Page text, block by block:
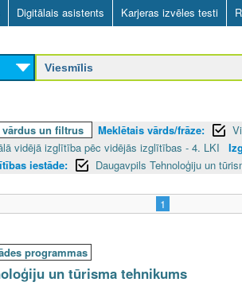
Digitālais asistents Karjeras izvēles testi
un filtrus Meklētais vārds/frāze:
vidējā izglītība pēc vidējās izglītības - 4. LKI
iestāde: Daugavpils Tehnoloģiju un
1
programmas
un tūrisma tehnikums